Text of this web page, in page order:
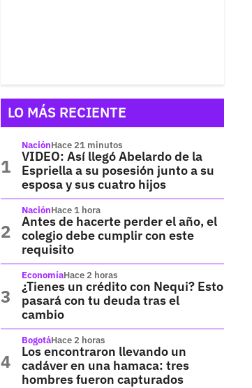
LO MÁS RECIENTE
NaciónHace 21 minutos
VIDEO: Así llegó Abelardo de la
Espriella a su posesión junto a su
esposa y sus cuatro hijos
NaciónHace 1 hora
Antes de hacerte perder el año, el
colegio debe cumplir con este
requisito
EconomíaHace 2 horas
¿Tienes un crédito con Nequi? Esto
pasará con tu deuda tras el
cambio
BogotáHace 2 horas
Los encontraron llevando un
cadáver en una hamaca: tres
hombres fueron capturados